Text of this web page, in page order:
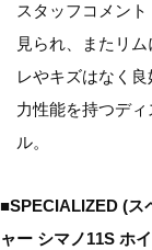
スタッフコメン
見られ、またリ
レやキズはなく
力性能を持つデ
ル。
■SPECIALIZED (ス
ャー シマノ11S ホ